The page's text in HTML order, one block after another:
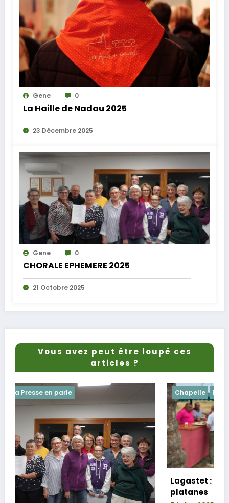
Gene 0
La Haille de Nadau 2025
23 Décembre 2025
Gene 0
CHORALE EPHEMERE 2025
21 Octobre 2025
Vous avez peut être loupé ces
articles ?
Chapelle
Lagastet : le repas champêtre réussi
platanes